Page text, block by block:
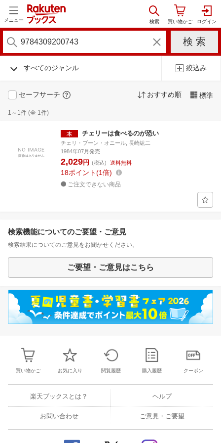
メニュー
すべてのジャンル 絞込み
セーフサーチ おすすめ順 標準
1～1件 (全 1件)
チェリーは食べるのが恐い
チェリ・ブーン・オニール, 長崎紘二
1984年07月発売
2,029円 (税込) 送料無料
18ポイント 1倍
ご注文できない商品
検索機能についてのご要望・ご意見
検索結果についてのご意見をお聞かせください。
ご要望・ご意見はこちら
買い物かご お気に入り 閲覧履歴 購入履歴 クーポン
楽天ブックスとは？ ヘルプ
お問い合わせ ご意見・ご要望